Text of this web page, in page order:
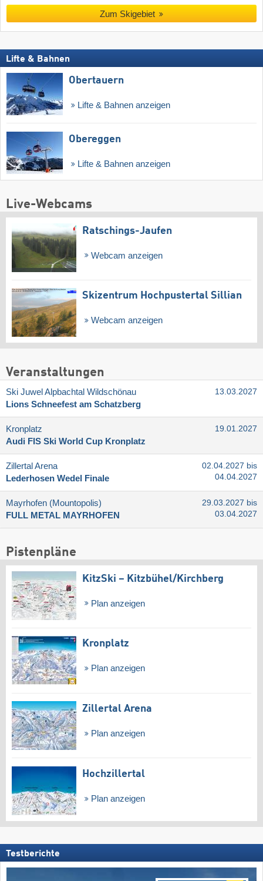
Zum Skigebiet
Lifte & Bahnen
Obertauern
Lifte & Bahnen anzeigen
Obereggen
Lifte & Bahnen anzeigen
Live-Webcams
Ratschings-Jaufen
Webcam anzeigen
Skizentrum Hochpustertal Sillian
Webcam anzeigen
Veranstaltungen
Ski Juwel Alpbachtal Wildschönau
Lions Schneefest am Schatzberg
13.03.2027
Kronplatz
Audi FIS Ski World Cup Kronplatz
19.01.2027
Zillertal Arena
Lederhosen Wedel Finale
02.04.2027 bis
04.04.2027
Mayrhofen (Mountopolis)
FULL METAL MAYRHOFEN
29.03.2027 bis
03.04.2027
Pistenpläne
KitzSki – Kitzbühel/​Kirchberg
Plan anzeigen
Kronplatz
Plan anzeigen
Zillertal Arena
Plan anzeigen
Hochzillertal
Plan anzeigen
Testberichte